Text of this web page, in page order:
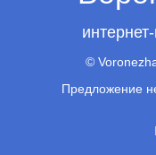
©
Предложение